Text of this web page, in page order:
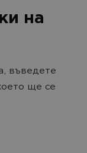
на
въведете
ще се